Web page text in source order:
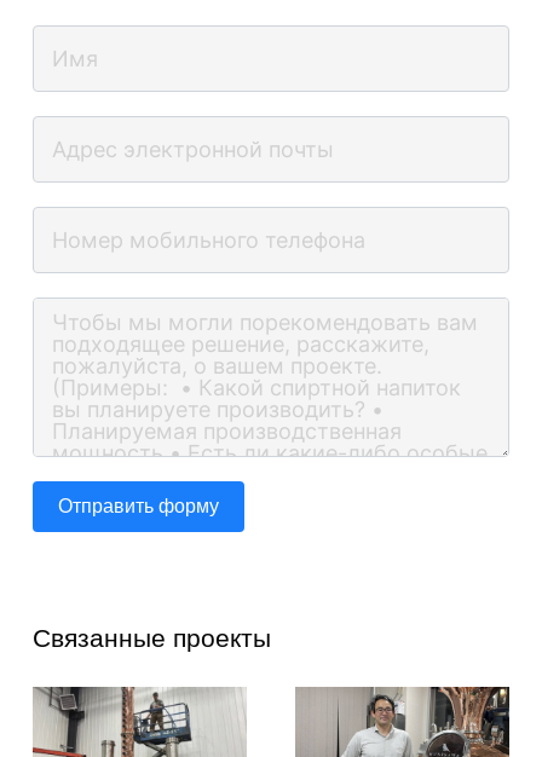
Отправить форму
Связанные проекты